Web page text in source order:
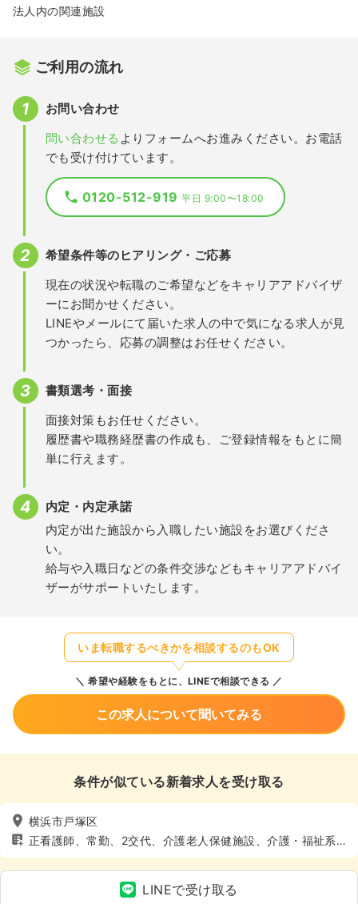
法人内の関連施設
ご利用の流れ
お問い合わせ
問い合わせる よりフォームへお進みください。お電話
でも受け付けています。
0120-512-919平日 9:00〜18:00
希望条件等のヒアリング・ご応募
現在の状況や転職のご希望などをキャリアアドバイザ
ーにお聞かせください。
LINEやメールにて届いた求人の中で気になる求人が見
つかったら、応募の調整はお任せください。
書類選考・面接
面接対策もお任せください。
履歴書や職務経歴書の作成も、ご登録情報をもとに簡
単に行えます。
内定・内定承諾
内定が出た施設から入職したい施設をお選びくださ
い。
給与や入職日などの条件交渉などもキャリアアドバイ
ザーがサポートいたします。
いま転職するべきかを相談するのもOK
希望や経験をもとに、LINEで相談できる
この求人について聞いてみる
条件が似ている新着求人を受け取る
横浜市戸塚区
正看護師、常勤、2交代、介護老人保健施設、介護・福祉系、
4週8休以上
LINEで受け取る